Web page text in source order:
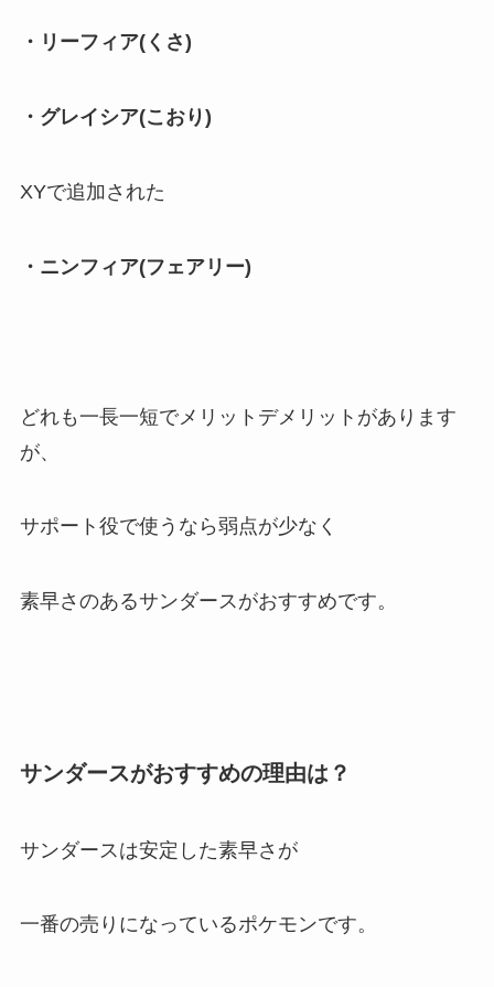
・リーフィア(くさ)
・グレイシア(こおり)
XYで追加された
・ニンフィア(フェアリー)
どれも一長一短でメリットデメリットがあります
が、
サポート役で使うなら弱点が少なく
素早さのあるサンダースがおすすめです。
サンダースがおすすめの理由は？
サンダースは安定した素早さが
一番の売りになっているポケモンです。